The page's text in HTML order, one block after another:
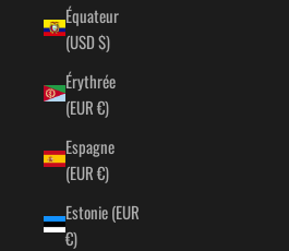
Équateur
(USD $)
Érythrée
(EUR €)
Espagne
(EUR €)
Estonie (EUR
€)